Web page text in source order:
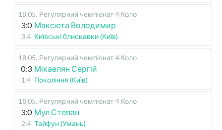
18.05. Регулярний чемпіонат 4 Коло
3:0 Максюта Володимир
3:4 Київські блискавки (Київ)
18.05. Регулярний чемпіонат 4 Коло
0:3 Мікаелян Сергій
1:4 Покоління (Київ)
18.05. Регулярний чемпіонат 4 Коло
3:0 Мул Степан
2:4 Тайфун (Умань)